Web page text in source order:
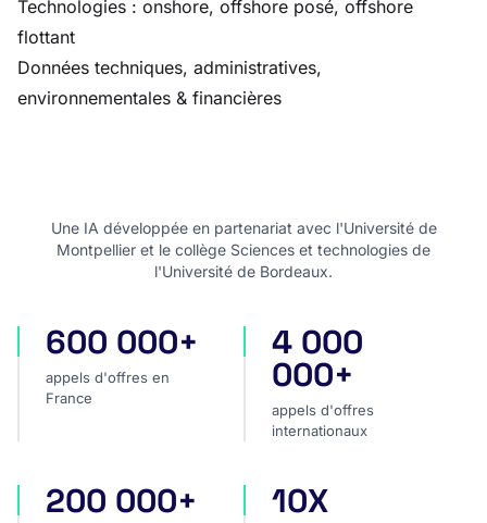
Technologies : onshore, offshore posé, offshore
flottant
Données techniques, administratives,
environnementales & financières
Une IA développée en partenariat avec l'Université de
Montpellier et le collège Sciences et technologies de
l'Université de Bordeaux.
appels d'offres en France
600 000+
appels d'offres en
France
appels d'offres
4 000
000+
appels d'offres
internationaux
projets privés
200 000+ plus rapide pour analyser
10X